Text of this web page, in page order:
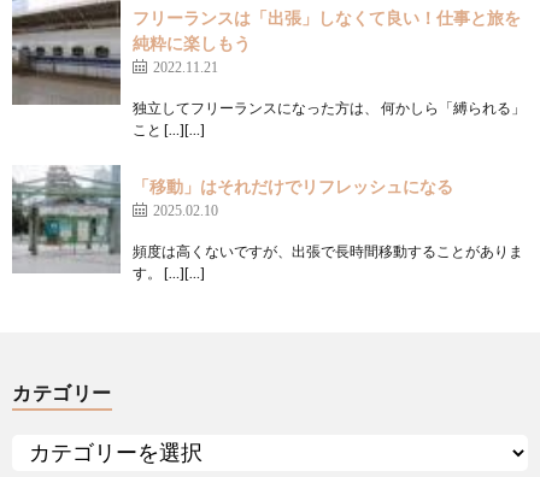
フリーランスは「出張」しなくて良い！仕事と旅を
純粋に楽しもう
2022.11.21
独立してフリーランスになった方は、 何かしら「縛られる」
こと […][…]
「移動」はそれだけでリフレッシュになる
2025.02.10
頻度は高くないですが、出張で長時間移動することがありま
す。 […][…]
カテゴリー